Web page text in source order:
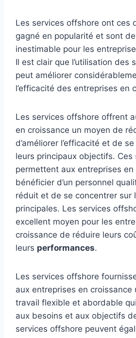
Les services offshore ont ces
gagné en popularité et sont
inestimable pour les
Il est clair que l’utilisation des
peut améliorer
l’efficacité des entreprises en
Les services offshore offrent
en croissance un moyen de
d’améliorer l’efficacité et de
leurs principaux objectifs. Ces
permettent aux entreprises en
bénéficier d’un personnel
réduit et de se concentrer sur
principales. Les services
excellent moyen pour les
croissance de réduire leurs
leurs performances.
Les services offshore
aux entreprises en croissance
travail flexible et abordable
aux besoins et aux objectifs
services offshore peuvent